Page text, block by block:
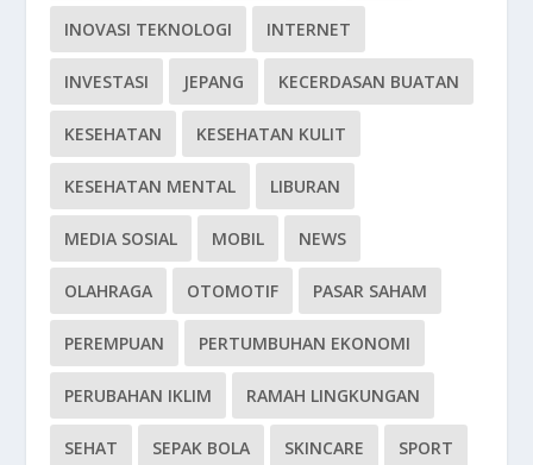
INOVASI TEKNOLOGI INTERNET
INVESTASI JEPANG KECERDASAN BUATAN
KESEHATAN KESEHATAN KULIT
KESEHATAN MENTAL LIBURAN
MEDIA SOSIAL MOBIL NEWS
OLAHRAGA OTOMOTIF PASAR SAHAM
PEREMPUAN PERTUMBUHAN EKONOMI
PERUBAHAN IKLIM RAMAH LINGKUNGAN
SEHAT SEPAK BOLA SKINCARE SPORT